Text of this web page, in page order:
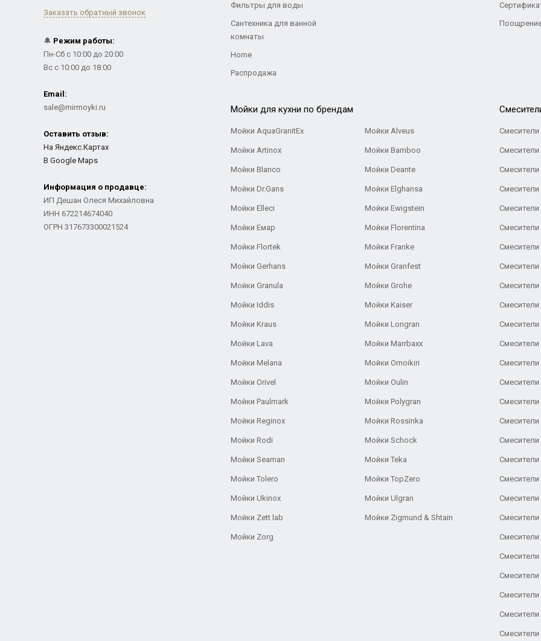
Заказать обратный звонок
🔔 Режим работы:
Пн-Сб с 10:00 до 20:00
Вс с 10:00 до 18:00
Email:
sale@mirmoyki.ru
Оставить отзыв:
На Яндекс.Картах
В Google Maps
Информация о продавце:
ИП Дешан Олеся Михайловна
ИНН 672214674040
ОГРН 317673300021524
Фильтры для воды
Сантехника для ванной
комнаты
Home
Распродажа
Мойки для кухни по брендам
Мойки AquaGranitEx Мойки Alveus
Мойки Artinox Мойки Bamboo
Мойки Blanco Мойки Deante
Мойки Dr.Gans Мойки Elghansa
Мойки Elleci Мойки Ewigstein
Мойки Емар Мойки Florentina
Мойки Flortek Мойки Franke
Мойки Gerhans Мойки Granfest
Мойки Granula Мойки Grohe
Мойки Iddis Мойки Kaiser
Мойки Kraus Мойки Longran
Мойки Lava Мойки Marrbaxx
Мойки Melana Мойки Omoikiri
Мойки Orivel Мойки Oulin
Мойки Paulmark Мойки Polygran
Мойки Reginox Мойки Rossinka
Мойки Rodi Мойки Schock
Мойки Seaman Мойки Teka
Мойки Tolero Мойки TopZero
Мойки Ukinox Мойки Ulgran
Мойки Zett lab Мойки Zigmund & Shtain
Мойки Zorg
Смесители
Смесители
Смесители
Смесители
Смесители
Смесители
Смесители
Смесители
Смесители
Смесители
Смесители
Смесители
Смесители
Смесители
Смесители
Смесители
Смесители
Смесители
Смесители
Смесители
Смесители
Смесители
Смесители
Смесители
Смесители
Смесители